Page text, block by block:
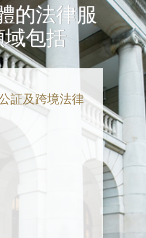
的法律服
包括
証及跨境法律